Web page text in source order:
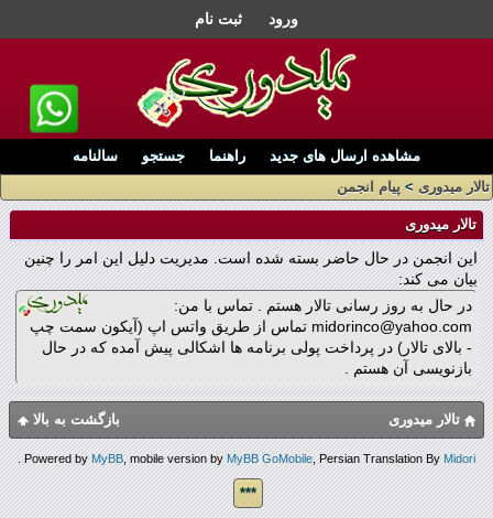
ورود ثبت نام
مشاهده ارسال های جدید راهنما جستجو
سالنامه
تالار میدوری > پیام انجمن
تالار میدوری
این انجمن در حال حاضر بسته شده است. مدیریت دلیل این امر را چنین
بیان می کند:
در حال به روز رسانی تالار هستم . تماس با من:
midorinco@yahoo.com تماس از طریق واتس اپ (آیکون سمت چپ
- بالای تالار) در پرداخت پولی برنامه ها اشکالی پیش آمده که در حال
بازنویسی آن هستم .
بازگشت به بالا تالار میدوری
Powered byMyBB, mobile version byMyBB GoMobile, Persian Translation ByMidori
.
***